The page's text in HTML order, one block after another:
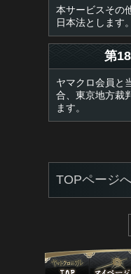
本サービスその
日本法とします。
第
ヤマクロ会員と
合、東京地方裁
ます。
TOPページ